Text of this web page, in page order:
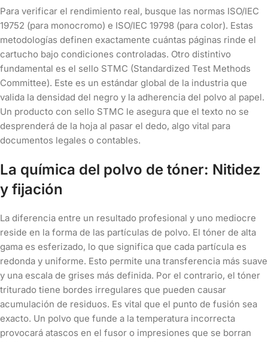
Para verificar el rendimiento real, busque las normas ISO/IEC
19752 (para monocromo) e ISO/IEC 19798 (para color). Estas
metodologías definen exactamente cuántas páginas rinde el
cartucho bajo condiciones controladas. Otro distintivo
fundamental es el sello STMC (Standardized Test Methods
Committee). Este es un estándar global de la industria que
valida la densidad del negro y la adherencia del polvo al papel.
Un producto con sello STMC le asegura que el texto no se
desprenderá de la hoja al pasar el dedo, algo vital para
documentos legales o contables.
La química del polvo de tóner: Nitidez
y fijación
La diferencia entre un resultado profesional y uno mediocre
reside en la forma de las partículas de polvo. El tóner de alta
gama es esferizado, lo que significa que cada partícula es
redonda y uniforme. Esto permite una transferencia más suave
y una escala de grises más definida. Por el contrario, el tóner
triturado tiene bordes irregulares que pueden causar
acumulación de residuos. Es vital que el punto de fusión sea
exacto. Un polvo que funde a la temperatura incorrecta
provocará atascos en el fusor o impresiones que se borran